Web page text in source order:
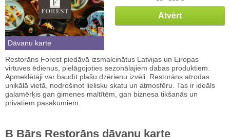
Dāvanu karte
Atvērt
Restorāns Forest piedāvā izsmalcinātus Latvijas un Eiropas
virtuves ēdienus, pielāgojoties sezonālajiem dabas produktiem.
Apmeklētāji var baudīt plašu dzērienu izvēli. Restorāns atrodas
unikālā vietā, nodrošinot lielisku skatu un atmosfēru. Tas ir ideāls
galamērķis gan ģimenes maltītēm, gan biznesa tikšanās un
privātiem pasākumiem.
B Bārs Restorāns dāvanu karte